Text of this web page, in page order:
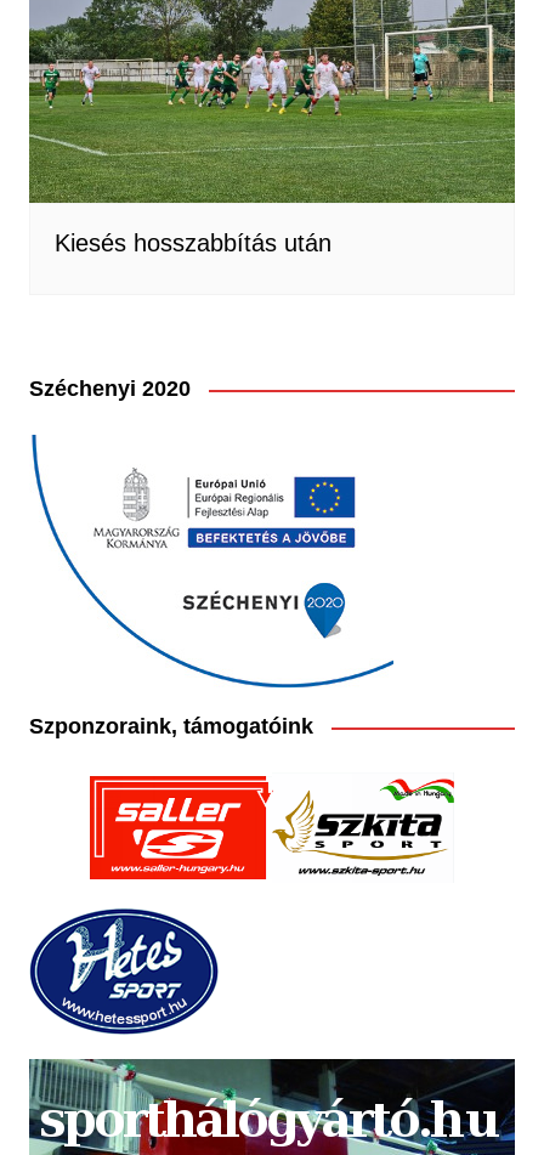
Kiesés hosszabbítás után
Széchenyi 2020
Szponzoraink, támogatóink